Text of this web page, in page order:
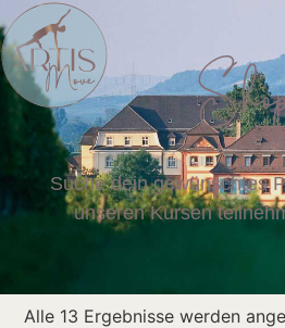
Suche dein gewünschtes
unseren Kursen
Alle 13 Ergebnisse werden